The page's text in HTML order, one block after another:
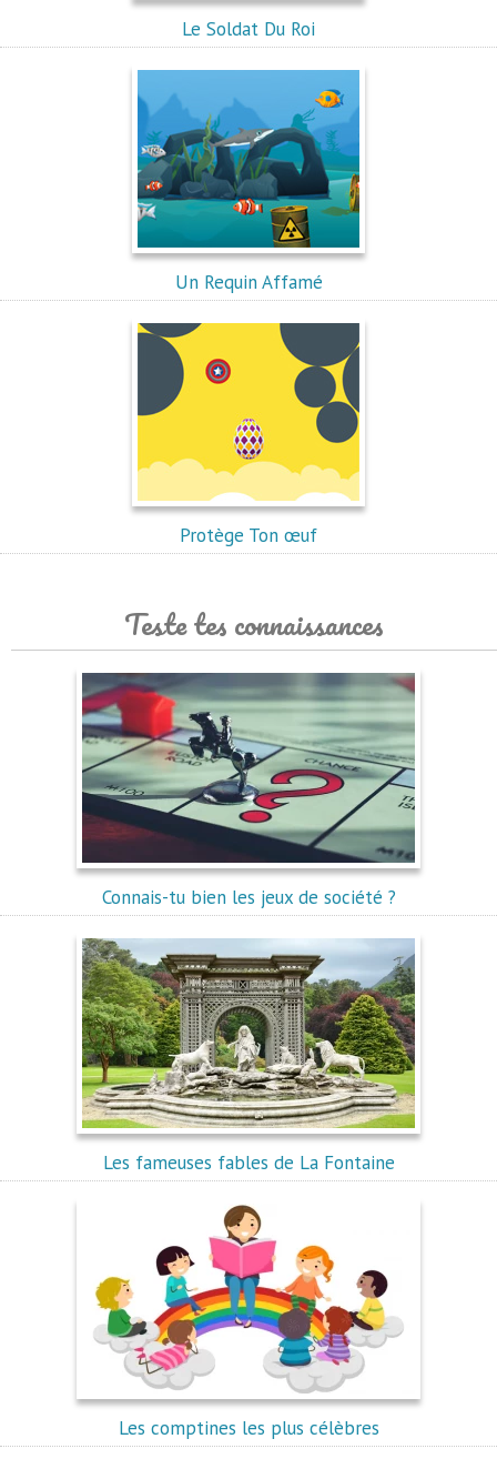
Le Soldat Du Roi
Un Requin Affamé
Protège Ton œuf
Teste tes connaissances
Connais-tu bien les jeux de société ?
Les fameuses fables de La Fontaine
Les comptines les plus célèbres